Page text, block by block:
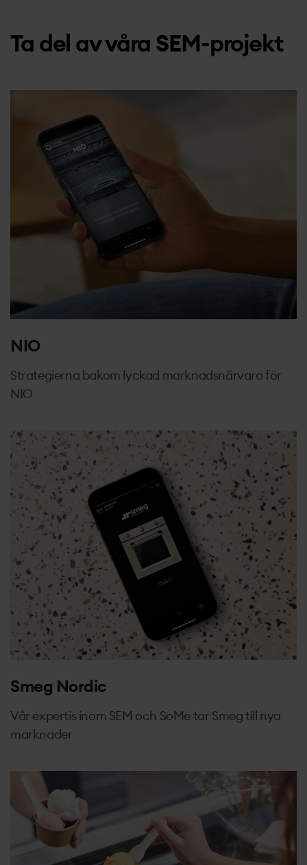
Ta del av våra SEM-projekt
NIO
Strategierna bakom lyckad marknadsnärvaro för
NIO
Smeg Nordic
Vår expertis inom SEM och SoMe tar Smeg till nya
marknader